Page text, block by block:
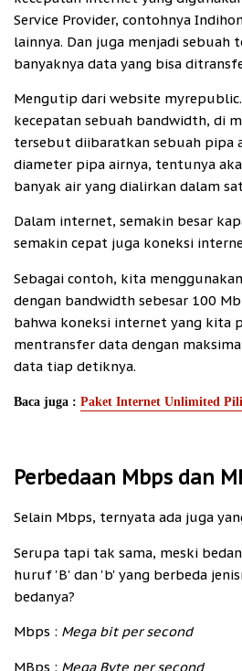
Service Provider, contohnya
lainnya. Dan juga menjadi
banyaknya data yang bisa
Mengutip dari website
kecepatan sebuah bandwidth, di
tersebut diibaratkan sebuah pipa
diameter pipa airnya, tentunya
banyak air yang dialirkan dalam
Dalam internet, semakin besar
semakin cepat juga koneksi
Sebagai contoh, kita
dengan bandwidth sebesar 100
bahwa koneksi internet yang kita
mentransfer data dengan
data tiap detiknya.
Baca juga : Paket Internet Unlimited
Perbedaan Mbps dan
Selain Mbps, ternyata ada juga
Serupa tapi tak sama, meski
huruf 'B' dan 'b' yang berbeda
bedanya?
Mbps : Mega bit per second
MBps : Mega Byte per second